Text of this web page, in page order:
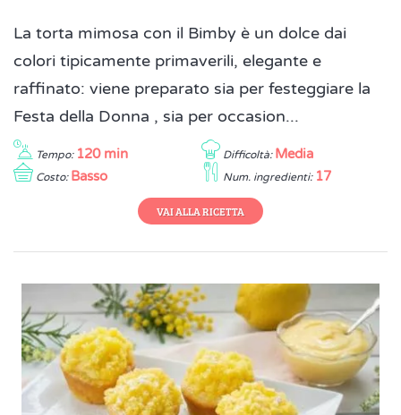
La torta mimosa con il Bimby è un dolce dai
colori tipicamente primaverili, elegante e
raffinato: viene preparato sia per festeggiare la
Festa della Donna , sia per occasion...
Tempo: 120 min Difficoltà: Media
Costo: Basso Num. ingredienti: 17
VAI ALLA RICETTA